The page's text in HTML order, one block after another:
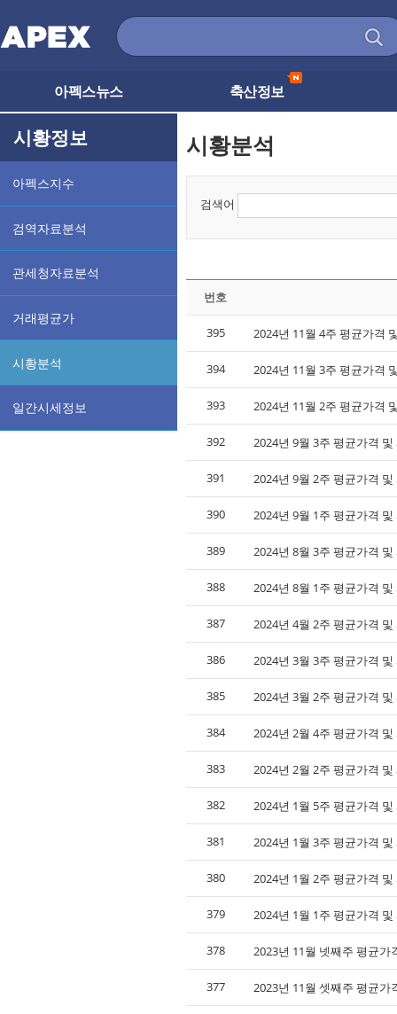
아펙스뉴스 축산정보
시황정보
아펙스지수
검역자료분석
관세청자료분석
거래평균가
시황분석
일간시세정보
시황분석
검색어
번호
395 2024년 11월 4주 평균가격
394 2024년 11월 3주 평균가격
393 2024년 11월 2주 평균가격
392 2024년 9월 3주 평균가격
391 2024년 9월 2주 평균가격
390 2024년 9월 1주 평균가격
389 2024년 8월 3주 평균가격
388 2024년 8월 1주 평균가격
387 2024년 4월 2주 평균가격
386 2024년 3월 3주 평균가격
385 2024년 3월 2주 평균가격
384 2024년 2월 4주 평균가격
383 2024년 2월 2주 평균가격
382 2024년 1월 5주 평균가격
381 2024년 1월 3주 평균가격
380 2024년 1월 2주 평균가격
379 2024년 1월 1주 평균가격
378 2023년 11월 넷째주 평균가
377 2023년 11월 셋째주 평균가